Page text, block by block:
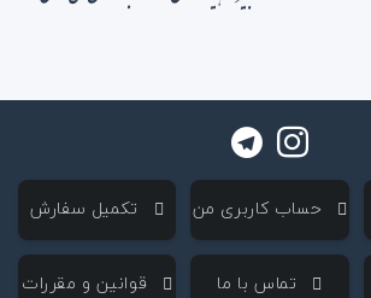
‌ حساب کاربری من ‌ تکمیل سفارش
‌ تماس با ما ‌ قوانین و مقررات